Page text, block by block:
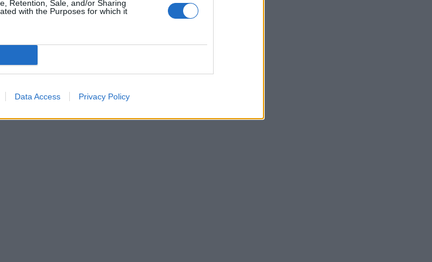
Retention, Sale, and/or Sharing
with the Purposes for which it
Data Access Privacy Policy